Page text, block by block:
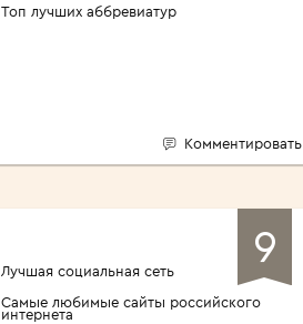
Топ лучших аббревиатур
Комментировать
9
Лучшая социальная сеть
Самые любимые сайты российского
интернета